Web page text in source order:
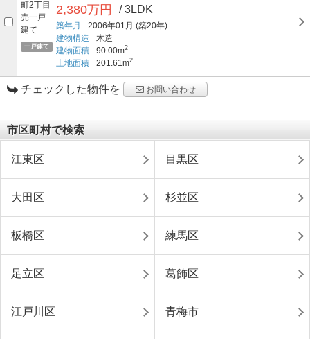
一戸建て
2,380万円 / 3LDK
築年月 2006年01月 (築20年)
建物構造
木造
建物面積
90.00m2
土地面積 201.61m2
チェックした物件を お問い合わせ
市区町村で検索
江東区 目黒区
大田区 杉並区
板橋区 練馬区
足立区 葛飾区
江戸川区 青梅市